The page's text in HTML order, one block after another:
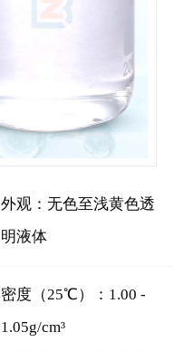
外观：无色至浅黄色透
明液体
密度（25℃）：1.00 -
1.05g/cm³